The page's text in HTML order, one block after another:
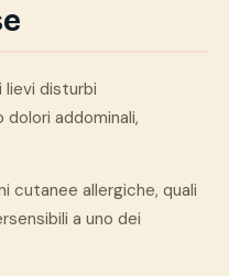
lievi disturbi
addominali,
cutanee allergiche, quali
a uno dei